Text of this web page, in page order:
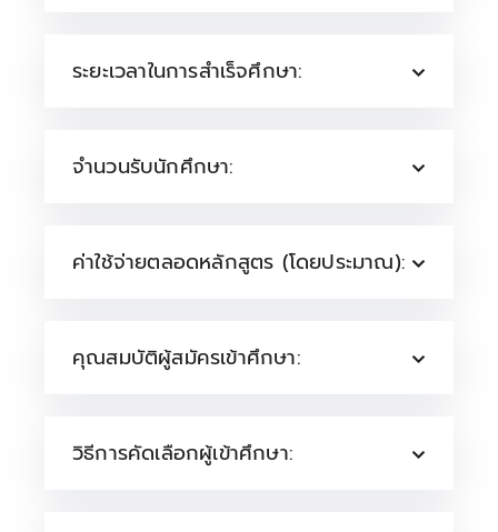
ระยะเวลาในการสำเร็จศึกษา:
จำนวนรับนักศึกษา:
ค่าใช้จ่ายตลอดหลักสูตร (โดยประมาณ):
คุณสมบัติผู้สมัครเข้าศึกษา:
วิธีการคัดเลือกผู้เข้าศึกษา: